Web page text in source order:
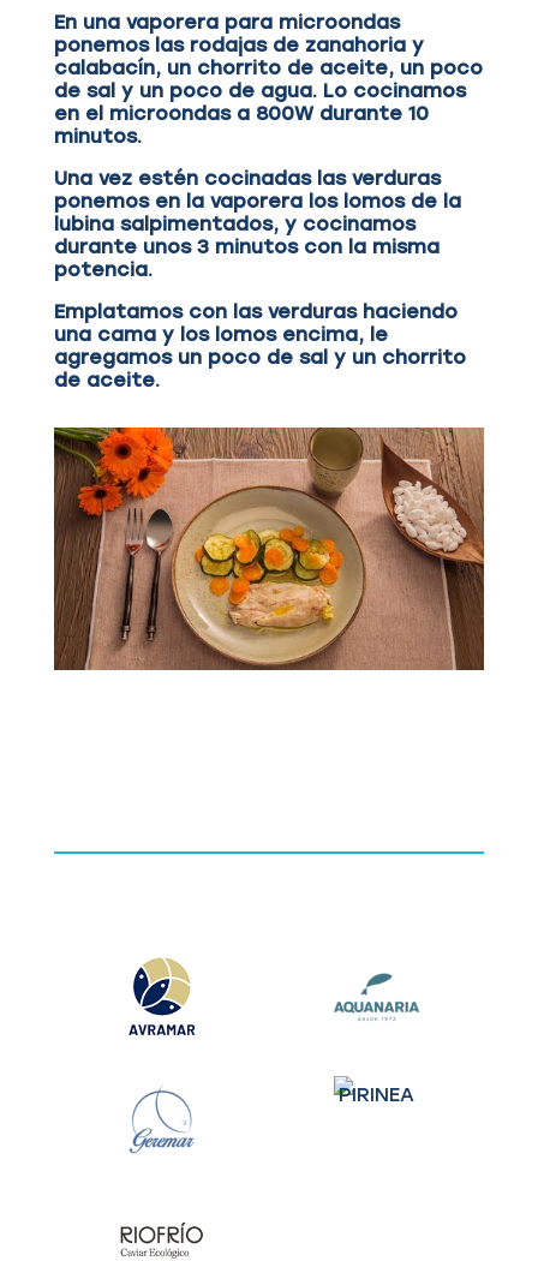
En una vaporera para microondas
ponemos las rodajas de zanahoria y
calabacín, un chorrito de aceite, un poco
de sal y un poco de agua. Lo cocinamos
en el microondas a 800W durante 10
minutos.
Una vez estén cocinadas las verduras
ponemos en la vaporera los lomos de la
lubina salpimentados, y cocinamos
durante unos 3 minutos con la misma
potencia.
Emplatamos con las verduras haciendo
una cama y los lomos encima, le
agregamos un poco de sal y un chorrito
de aceite.